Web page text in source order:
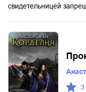
свидетельницей
3